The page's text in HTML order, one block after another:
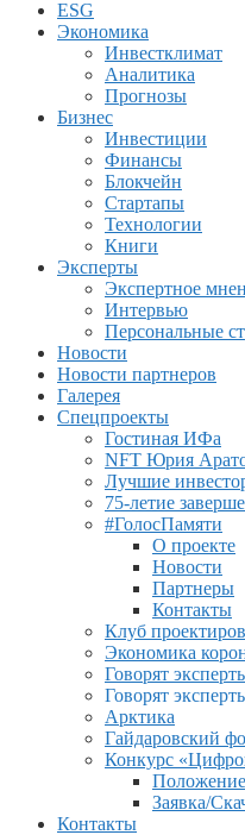
ESG
Экономика
Инвестклимат
Аналитика
Прогнозы
Бизнес
Инвестиции
Финансы
Блокчейн
Стартапы
Технологии
Книги
Эксперты
Экспертное
Интервью
Персональные
Новости
Новости партнеров
Галерея
Спецпроекты
Гостиная ИФа
NFT Юрия
Лучшие
75-летие
#ГолосПамяти
О проекте
Новости
Партнеры
Контакты
Клуб
Экономика
Говорят
Говорят
Арктика
Гайдаровский
Конкурс
Положение
Заявка/
Контакты